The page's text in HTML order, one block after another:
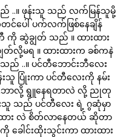
..။ ဖုန်းသူ သည် လက်မြန်သူမို့
င်ပေါ် ပက်လက်ဖြစ်နေချိန်
ဆွဲချွတ် သည် ။ ထားထား
တ်လို့မရ ။ ထားထားက ခစ်ကနဲ
..။ ပင်တီဘောင်းဘီလေး
ပြုံးကာ ပင်တီလေးကို နမ်း
ဘာလို့ ရွူနေရတာလဲ လို့ ညုတု
သူ သည် ပင်တီလေး ရဲ့ ဂွဆုံမှာ
ား လဲ စိတ်လာနေတယ် ဆိုတာ
ခေါင်းထိုးသွင်းကာ ထားထား